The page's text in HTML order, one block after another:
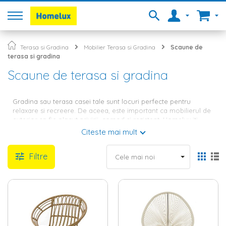
Terasa si Gradina Mobilier Terasa si Gradina
Scaune de
terasa si gradina
Scaune de terasa si gradina
Gradina sau terasa casei tale sunt locuri perfecte pentru
relaxare si recreere. De aceea, este important ca mobilierul de
exterior sa fie placut privirii, comod si rezistent. Homelux iti
ofera o gama variata de scaune inedite, mese functionale,
exterior, cu ajutorul carora ai posibilitatea de a crea un design
unic pentru exteriorul locuintei tale!
Scaune perfecte pentru terasa sau
gradina
Atunci cand alegi scaunele potrivite pentru gradina si terasa ta,
trebuie sa ai in vedere mai multe aspecte: modelul ales trebuie
Citeste mai mult
Filtre